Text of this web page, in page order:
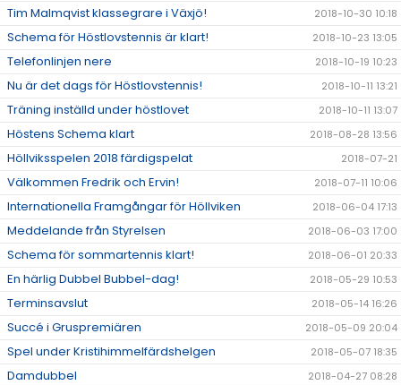
Tim Malmqvist klassegrare i Växjö! 2018-10-30 10:18
Schema för Höstlovstennis är klart! 2018-10-23 13:05
Telefonlinjen nere 2018-10-19 10:23
Nu är det dags för Höstlovstennis! 2018-10-11 13:21
Träning inställd under höstlovet 2018-10-11 13:07
Höstens Schema klart 2018-08-28 13:56
Höllviksspelen 2018 färdigspelat 2018-07-21
Välkommen Fredrik och Ervin! 2018-07-11 10:06
Internationella Framgångar för Höllviken 2018-06-04 17:13
Meddelande från Styrelsen 2018-06-03 17:00
Schema för sommartennis klart! 2018-06-01 20:33
En härlig Dubbel Bubbel-dag! 2018-05-29 10:53
Terminsavslut 2018-05-14 16:26
Succé i Gruspremiären 2018-05-09 20:04
Spel under Kristihimmelfärdshelgen 2018-05-07 18:35
Damdubbel 2018-04-27 08:28